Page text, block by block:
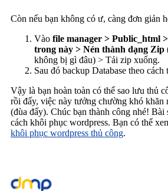
Còn nếu bạn không có ư, càng đơn giản
Vào file manager > Public_html
trong này > Nén thành dạng Zip
không bị gì đâu) > Tải zip xuống.
Sau đó backup Database theo cách
Vậy là bạn hoàn toàn có thể sao lưu thủ
rồi đấy, việc này tưởng chường khó khăn
(đùa đấy). Chúc bạn thành công nhé! Bài
cách khôi phục wordpress. Bạn có thể
khôi phục wordpress thủ công.